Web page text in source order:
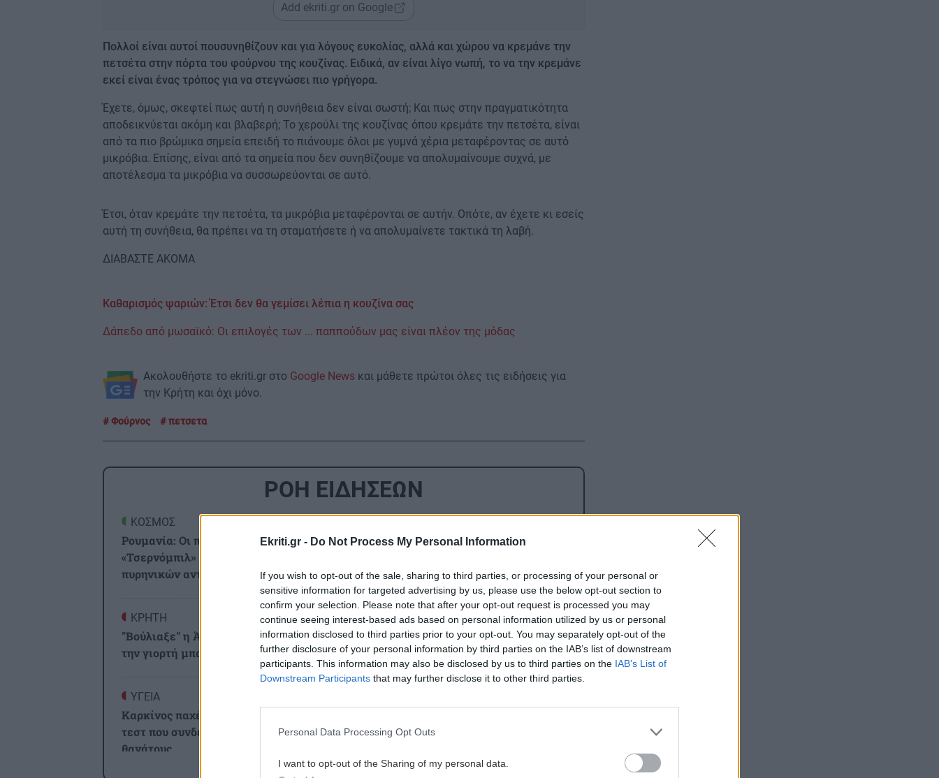
Ekriti.gr - Do Not Process My Personal Information
If you wish to opt-out of the sale, sharing to third parties, or processing of your personal or
sensitive information for targeted advertising by us, please use the below opt-out section to
confirm your selection. Please note that after your opt-out request is processed you may
continue seeing interest-based ads based on personal information utilized by us or personal
information disclosed to third parties prior to your opt-out. You may separately opt-out of the
further disclosure of your personal information by third parties on the IAB’s list of downstream
participants. This information may also be disclosed by us to third parties on the IAB’s List of
Downstream Participants that may further disclose it to other third parties.
Personal Data Processing Opt Outs
I want to opt-out of the Sharing of my personal data.
Add ekriti.gr on Google
Πολλοί είναι αυτοί πουσυνηθίζουν και για λόγους ευκολίας, αλλά και χώρου να κρεμάνε την
πετσέτα στην πόρτα του φούρνου της κουζίνας. Ειδικά, αν είναι λίγο νωπή, το να την κρεμάνε
εκεί είναι ένας τρόπος για να στεγνώσει πιο γρήγορα.
Έχετε, όμως, σκεφτεί πως αυτή η συνήθεια δεν είναι σωστή; Και πως στην πραγματικότητα
αποδεικνύεται ακόμη και βλαβερή; Το χερούλι της κουζίνας όπου κρεμάτε την πετσέτα, είναι
από τα πιο βρώμικα σημεία επειδή το πιάνουμε όλοι με γυμνά χέρια μεταφέροντας σε αυτό
μικρόβια. Επίσης, είναι από τα σημεία που δεν συνηθίζουμε να απολυμαίνουμε συχνά, με
αποτέλεσμα τα μικρόβια να συσσωρεύονται σε αυτό.
Έτσι, όταν κρεμάτε την πετσέτα, τα μικρόβια μεταφέρονται σε αυτήν. Οπότε, αν έχετε κι εσείς
αυτή τη συνήθεια, θα πρέπει να τη σταματήσετε ή να απολυμαίνετε τακτικά τη λαβή.
ΔΙΑΒΑΣΤΕ ΑΚΟΜΑ
Καθαρισμός ψαριών: Έτσι δεν θα γεμίσει λέπια η κουζίνα σας
Δάπεδο από μωσαϊκό: Οι επιλογές των ... παππούδων μας είναι πλέον της μόδας
Ακολουθήστε το ekriti.gr στο Google News και μάθετε πρώτοι όλες τις ειδήσεις για
την Κρήτη και όχι μόνο.
Φούρνος πετσετα
ΡΟΗ ΕΙΔΗΣΕΩΝ
ΚΟΣΜΟΣ
Ρουμανία: Οι πιθανότητες για ένα
«Τσερνόμπιλ» μετά το κλείσιμο των
πυρηνικών αντιδραστήρων
12:30
ΚΡΗΤΗ
"Βούλιαξε" η Άρβη από την 1η μέρα για
την γιορτή μπανάνας (εικόνες)
ΥΓΕΙΑ
Καρκίνος παχέος εντέρου: Το απλό
τεστ που συνδέθηκε με 50% λιγότερους
θανάτους
Ιταλικά Μ.Μ.Ε κάνουν λόγο για
της Μπάρι, Ντίκμαν
11:00
GOSSIP - LIFESTYLE
Παπαμιχαήλ: Ξεκαθαρίζει τι εννοούσε
με την «απαγόρευση» της χρήσης
φωτογραφιών της Αλίκης
Βουγιουκλάκη
ΕΠΙΣΤΗΜΗ
κλιματική πραγματικότητα – 500.000